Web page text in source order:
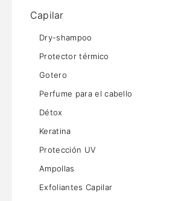
Capilar
Dry-shampoo
Protector térmico
Gotero
Perfume para el cabello
Détox
Keratina
Protección UV
Ampollas
Exfoliantes Capilar